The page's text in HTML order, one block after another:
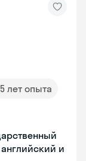
лет опыта
и